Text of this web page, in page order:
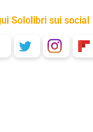
Sololibri sui social